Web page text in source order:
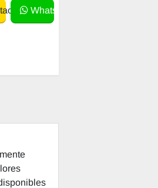
WhatsApp